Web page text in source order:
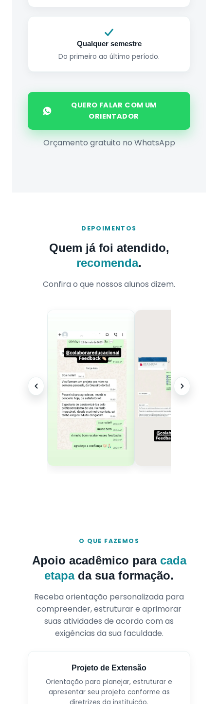
Qualquer semestre
Do primeiro ao último período.
QUERO FALAR COM UM
ORIENTADOR
Orçamento gratuito no WhatsApp
DEPOIMENTOS
Quem já foi atendido,
recomenda.
Confira o que nossos alunos dizem.
O QUE FAZEMOS
Apoio acadêmico para cada
etapada sua formação.
Receba orientação personalizada para
compreender, estruturar e aprimorar
suas atividades de acordo com as
exigências da sua faculdade.
Projeto de Extensão
Orientação para planejar, estruturar e
apresentar seu projeto conforme as